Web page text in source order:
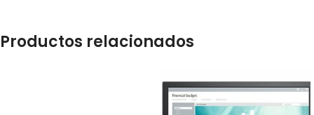
Productos relacionados